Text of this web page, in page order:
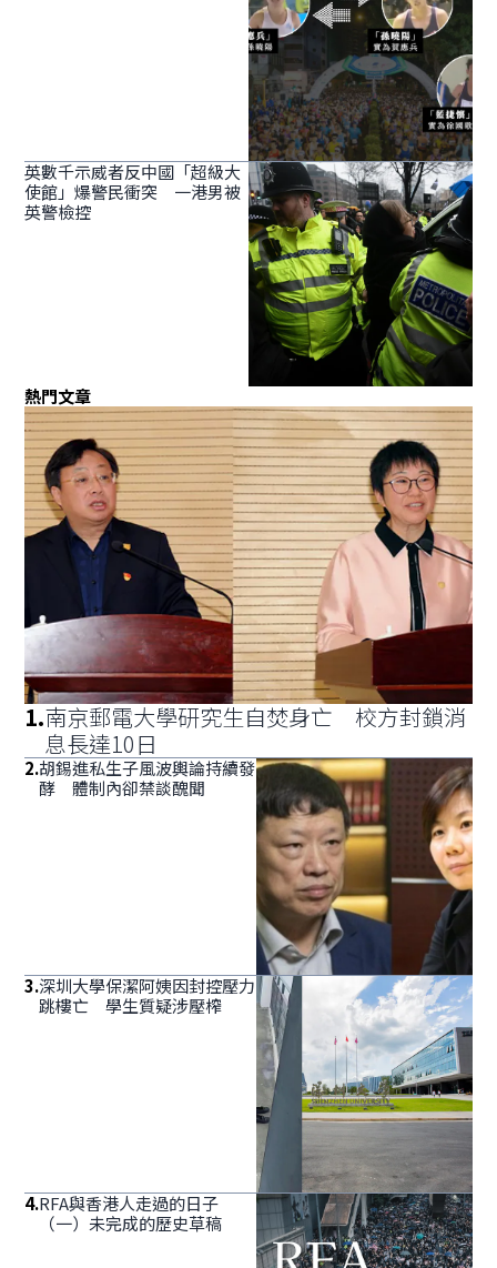
英數千示威者反中國「超級大
使館」爆警民衝突 一港男被
英警檢控
熱門文章
1.南京郵電大學研究生自焚身亡 校方封鎖消
息長達10日
2.胡錫進私生子風波輿論持續發
酵 體制內卻禁談醜聞
3.深圳大學保潔阿姨因封控壓力
跳樓亡 學生質疑涉壓榨
4.RFA與香港人走過的日子
（一）未完成的歷史草稿